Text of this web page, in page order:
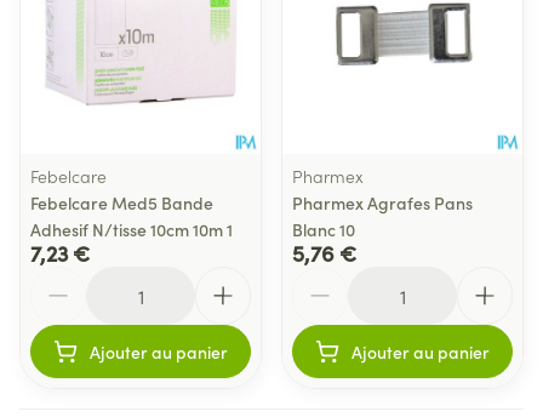
Febelcare
Febelcare Med5 Bande
Adhesif N/tisse 10cm 10m 1
7,23 €
Ajouter au panier
Pharmex
Pharmex Agrafes Pans
Blanc 10
5,76 €
Ajouter au panier